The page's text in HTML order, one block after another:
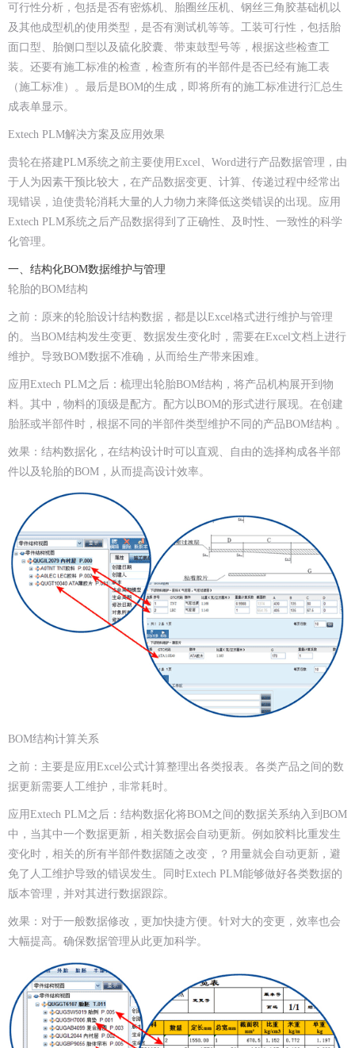
可行性分析，包括是否有密炼机、胎圈丝压机、钢丝三角胶基础机以
及其他成型机的使用类型，是否有测试机等等。工装可行性，包括胎
面口型、胎侧口型以及硫化胶囊、带束鼓型号等，根据这些检查工
装。还要有施工标准的检查，检查所有的半部件是否已经有施工表
（施工标准）。最后是BOM的生成，即将所有的施工标准进行汇总生
成表单显示。
Extech PLM解决方案及应用效果
贵轮在搭建PLM系统之前主要使用Excel、Word进行产品数据管理，由
于人为因素干预比较大，在产品数据变更、计算、传递过程中经常出
现错误，迫使贵轮消耗大量的人力物力来降低这类错误的出现。应用
Extech PLM系统之后产品数据得到了正确性、及时性、一致性的科学
化管理。
一、结构化BOM数据维护与管理
轮胎的BOM结构
之前：原来的轮胎设计结构数据，都是以Excel格式进行维护与管理
的。当BOM结构发生变更、数据发生变化时，需要在Excel文档上进行
维护。导致BOM数据不准确，从而给生产带来困难。
应用Extech PLM之后：梳理出轮胎BOM结构，将产品机构展开到物
料。其中，物料的顶级是配方。配方以BOM的形式进行展现。在创建
胎胚或半部件时，根据不同的半部件类型维护不同的产品BOM结构 。
效果：结构数据化，在结构设计时可以直观、自由的选择构成各半部
件以及轮胎的BOM，从而提高设计效率。
BOM结构计算关系
之前：主要是应用Excel公式计算整理出各类报表。各类产品之间的数
据更新需要人工维护，非常耗时。
应用Extech PLM之后：结构数据化将BOM之间的数据关系纳入到BOM
中，当其中一个数据更新，相关数据会自动更新。例如胶料比重发生
变化时，相关的所有半部件数据随之改变，？用量就会自动更新，避
免了人工维护导致的错误发生。同时Extech PLM能够做好各类数据的
版本管理，并对其进行数据跟踪。
效果：对于一般数据修改，更加快捷方便。针对大的变更，效率也会
大幅提高。确保数据管理从此更加科学。